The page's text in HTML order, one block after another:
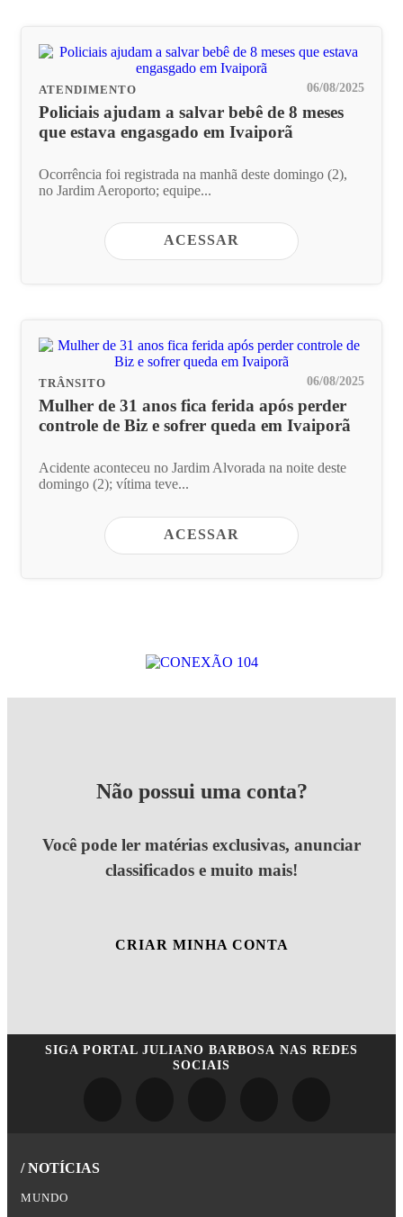
ATENDIMENTO 06/08/2025
Policiais ajudam a salvar bebê de 8 meses
que estava engasgado em Ivaiporã
Ocorrência foi registrada na manhã deste domingo (2),
no Jardim Aeroporto; equipe...
ACESSAR
TRÂNSITO 06/08/2025
Mulher de 31 anos fica ferida após perder
controle de Biz e sofrer queda em Ivaiporã
Acidente aconteceu no Jardim Alvorada na noite deste
domingo (2); vítima teve...
ACESSAR
Não possui uma conta?
Você pode ler matérias exclusivas, anunciar
classificados e muito mais!
CRIAR MINHA CONTA
SIGA PORTAL JULIANO BARBOSA NAS REDES
SOCIAIS
/ NOTÍCIAS
MUNDO